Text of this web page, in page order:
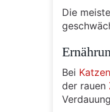
Die
Bei Katzen
der rauen